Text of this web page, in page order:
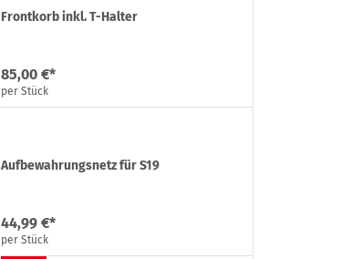
Frontkorb inkl. T-Halter
85,00 €*
per Stück
Aufbewahrungsnetz für S19
44,99 €*
per Stück